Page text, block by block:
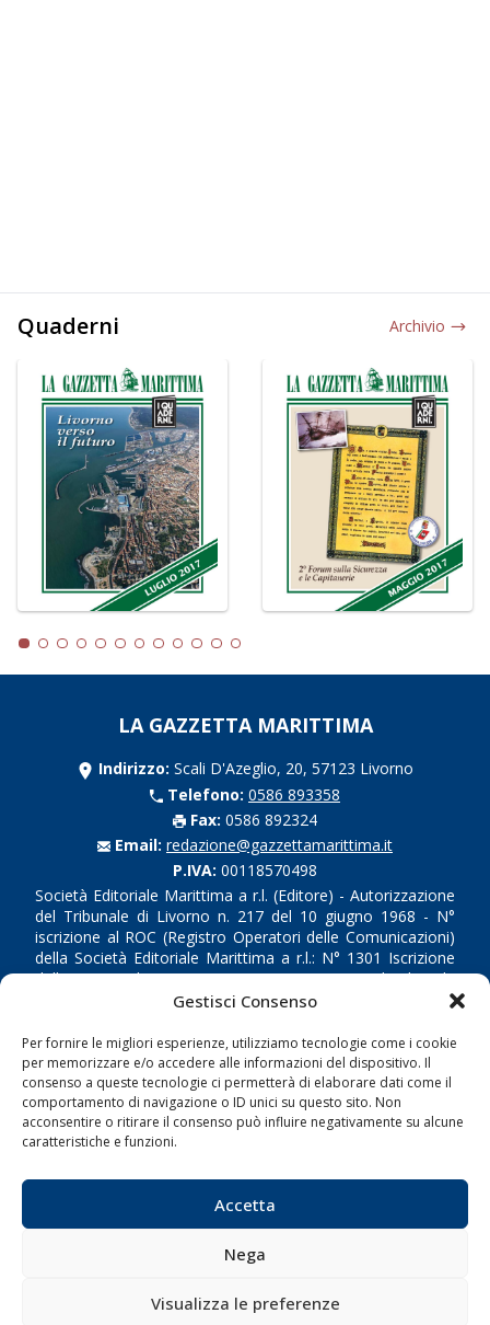
Gestisci Consenso
Per fornire le migliori esperienze, utilizziamo tecnologie come i cookie
per memorizzare e/o accedere alle informazioni del dispositivo. Il
consenso a queste tecnologie ci permetterà di elaborare dati come il
comportamento di navigazione o ID unici su questo sito. Non
acconsentire o ritirare il consenso può influire negativamente su alcune
caratteristiche e funzioni.
Accetta
Nega
Visualizza le preferenze
Quaderni Archivio
LA GAZZETTA MARITTIMA
Indirizzo: Scali D'Azeglio, 20, 57123 Livorno
Telefono: 0586 893358
Fax: 0586 892324
Email: redazione@gazzettamarittima.it
P.IVA: 00118570498
Società Editoriale Marittima a r.l. (Editore) - Autorizzazione
del Tribunale di Livorno n. 217 del 10 giugno 1968 - N°
iscrizione al ROC (Registro Operatori delle Comunicazioni)
della Società Editoriale Marittima a r.l.: N° 1301 Iscrizione
della testata elettronica La Gazzetta Marittima al Tribunale
di Livorno del 15/09/2010.
LINK
Shipping
Porti/Interporti
Varie
Sostenibilità
Compagnie di Navigazione
Blue economy